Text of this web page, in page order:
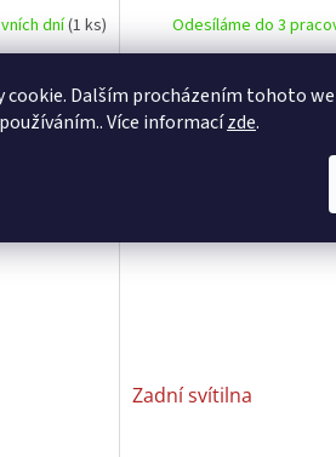
cookie. Dalším procházením tohoto
Více informacízde.
dní(1 ks)
Do košíka
Odesíláme do 3
€22
Zadní svítilna